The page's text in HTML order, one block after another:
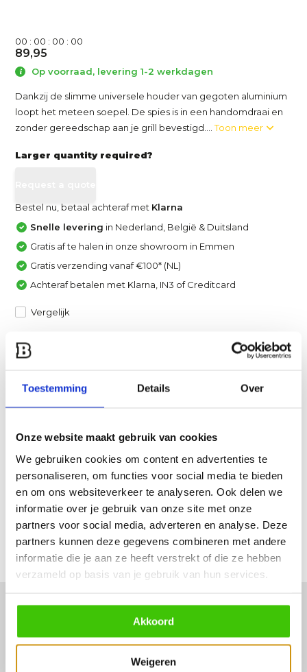
Toestemming Details Over
Onze website maakt gebruik van cookies
We gebruiken cookies om content en advertenties te
personaliseren, om functies voor social media te bieden
en om ons websiteverkeer te analyseren. Ook delen we
informatie over je gebruik van onze site met onze
partners voor social media, adverteren en analyse. Deze
partners kunnen deze gegevens combineren met andere
informatie die je aan ze heeft verstrekt of die ze hebben
verzameld op basis van je gebruik van hun services.
Akkoord
Weigeren
00 : 00 : 00 : 00
89,95
Op voorraad, levering 1-2 werkdagen
Dankzij de slimme universele houder van gegoten aluminium
loopt het meteen soepel. De spies is in een handomdraai en
zonder gereedschap aan je grill bevestigd....Toon meer
Larger quantity required?
Bestel nu, betaal achteraf met Klarna
Snelle levering in Nederland, België & Duitsland
Gratis af te halen in onze showroom in Emmen
Gratis verzending vanaf €100* (NL)
Achteraf betalen met Klarna, IN3 of Creditcard
Vergelijk
Heb je een vraag over dit product?
Stuur ons een mail
Productomschrijving
Specificaties
Delen
Hulp of advies nodig?
Vraag het een van onze specialisten!